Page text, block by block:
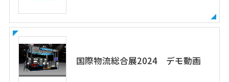
国際物流総合展2024 デモ動画